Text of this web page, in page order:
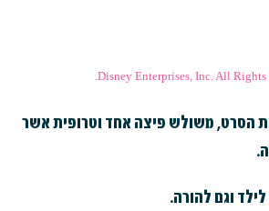
הסרט, משולש פיצה אחד וטרופית אשר
וגם להורה.